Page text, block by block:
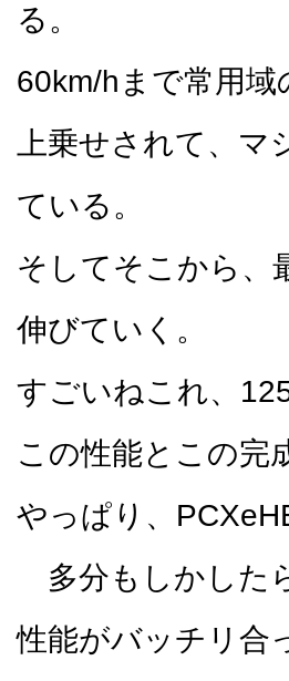
る。
60km/hまで常用
上乗せされて、
ている。
そしてそこから、
伸びていく。
すごいねこれ、
この性能とこの完
やっぱり、
多分もしかした
性能がバッチリ合